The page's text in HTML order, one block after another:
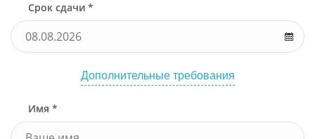
Срок сдачи *
Дополнительные требования
Имя *